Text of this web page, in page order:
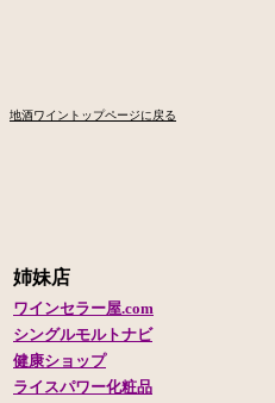
地酒ワイントップページに戻る
姉妹店
ワインセラー屋.com
シングルモルトナビ
健康ショップ
ライスパワー化粧品